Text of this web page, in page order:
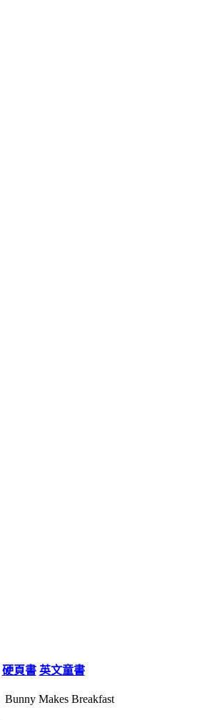
硬頁書 英文童書
Bunny Makes Breakfast